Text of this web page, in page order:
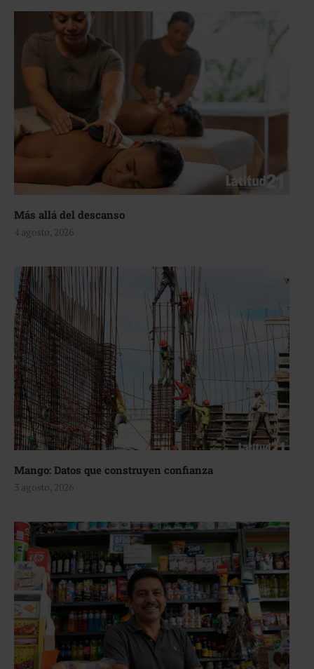
Más allá del descanso
4 agosto, 2026
Mango: Datos que construyen confianza
3 agosto, 2026